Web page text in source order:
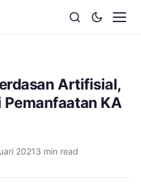
Artifisial,
KA
20213 min read